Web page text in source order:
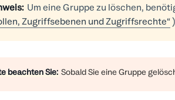
Um eine Gruppe zu löschen,
Zugriffsebenen und Zugriffsrechte“
beachten Sie: Sobald Sie eine Gruppe